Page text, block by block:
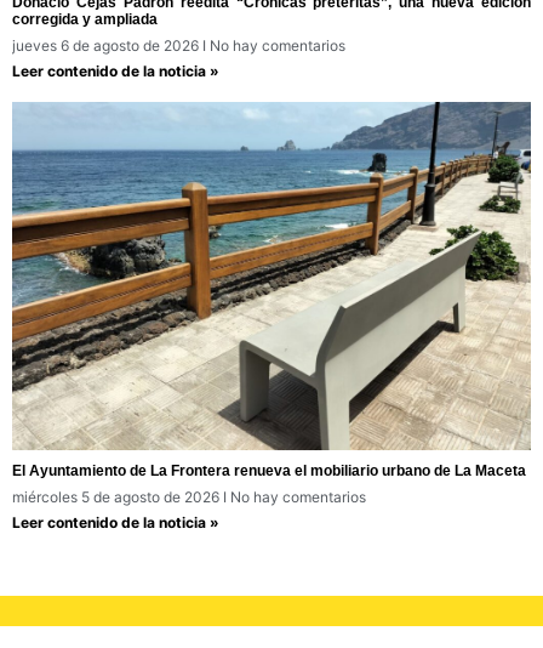
corregida y ampliada
jueves 6 de agosto de 2026
No hay comentarios
Leer contenido de la noticia »
El Ayuntamiento de La Frontera renueva el mobiliario urbano de La Maceta
miércoles 5 de agosto de 2026
No hay comentarios
Leer contenido de la noticia »